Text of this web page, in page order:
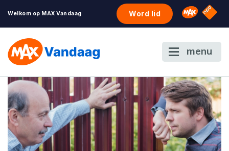
Welkom op MAX Vandaag Word lid Omroep
NPO
menu